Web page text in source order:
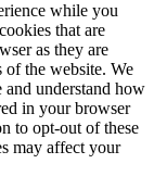
while you
that are
as they are
the website. We
and understand how
in your browser
to opt-out of these
may affect your